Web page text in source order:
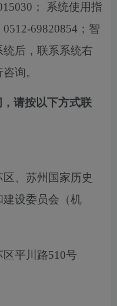
； 系统使用指
69820854；智
后，联系系统右
询。
请按以下方式联
、苏州国家历史
设委员会（机
平川路510号